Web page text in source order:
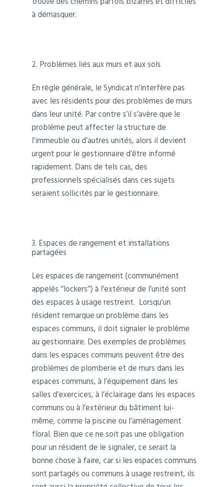
à démasquer.
2. Problèmes liés aux murs et aux sols
En règle générale, le Syndicat n’interfère pas
avec les résidents pour des problèmes de murs
dans leur unité. Par contre s’il s’avère que le
problème peut affecter la structure de
l’immeuble ou d’autres unités, alors il devient
urgent pour le gestionnaire d’être informé
rapidement. Dans de tels cas, des
professionnels spécialisés dans ces sujets
seraient sollicités par le gestionnaire.
3. Espaces de rangement et installations
partagées
Les espaces de rangement (communément
appelés ‘’lockers’’) à l’extérieur de l’unité sont
des espaces à usage restreint. Lorsqu’un
résident remarque un problème dans les
espaces communs, il doit signaler le problème
au gestionnaire. Des exemples de problèmes
dans les espaces communs peuvent être des
problèmes de plomberie et de murs dans les
espaces communs, à l’équipement dans les
salles d’exercices, à l’éclairage dans les espaces
communs ou à l’extérieur du bâtiment lui-
même, comme la piscine ou l’aménagement
floral. Bien que ce ne soit pas une obligation
pour un résident de le signaler, ce serait la
bonne chose à faire, car si les espaces communs
sont partagés ou communs à usage restreint, ils